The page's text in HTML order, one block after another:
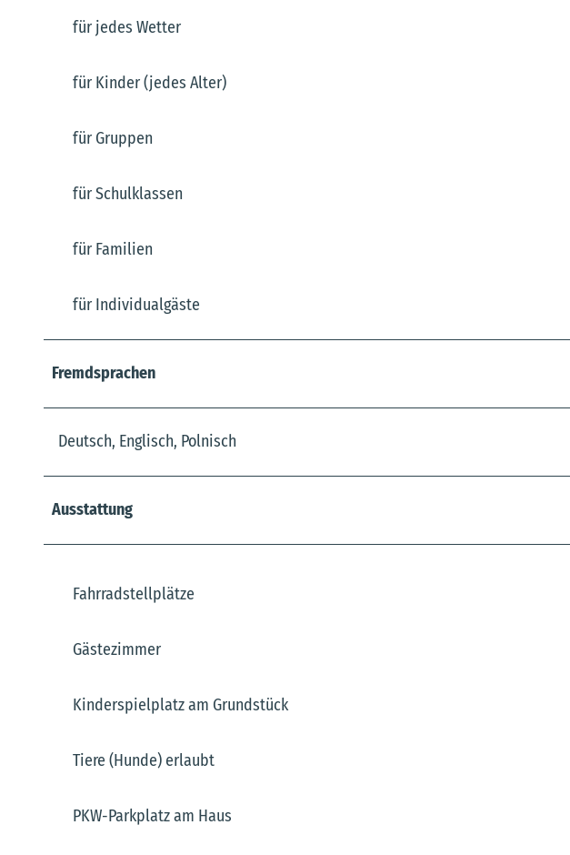
für jedes Wetter
für Kinder (jedes Alter)
für Gruppen
für Schulklassen
für Familien
für Individualgäste
Fremdsprachen
Deutsch, Englisch, Polnisch
Ausstattung
Fahrradstellplätze
Gästezimmer
Kinderspielplatz am Grundstück
Tiere (Hunde) erlaubt
PKW-Parkplatz am Haus